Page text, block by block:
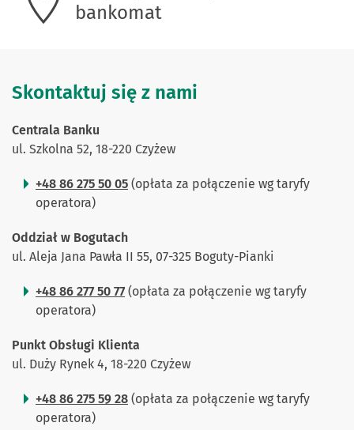
bankomat
Skontaktuj się z nami
Centrala Banku
ul. Szkolna 52, 18-220 Czyżew
+48 86 275 50 05 (opłata za połączenie wg taryfy
operatora)
Oddział w Bogutach
ul. Aleja Jana Pawła II 55, 07-325 Boguty-Pianki
+48 86 277 50 77 (opłata za połączenie wg taryfy
operatora)
Punkt Obsługi Klienta
ul. Duży Rynek 4, 18-220 Czyżew
+48 86 275 59 28 (opłata za połączenie wg taryfy
operatora)